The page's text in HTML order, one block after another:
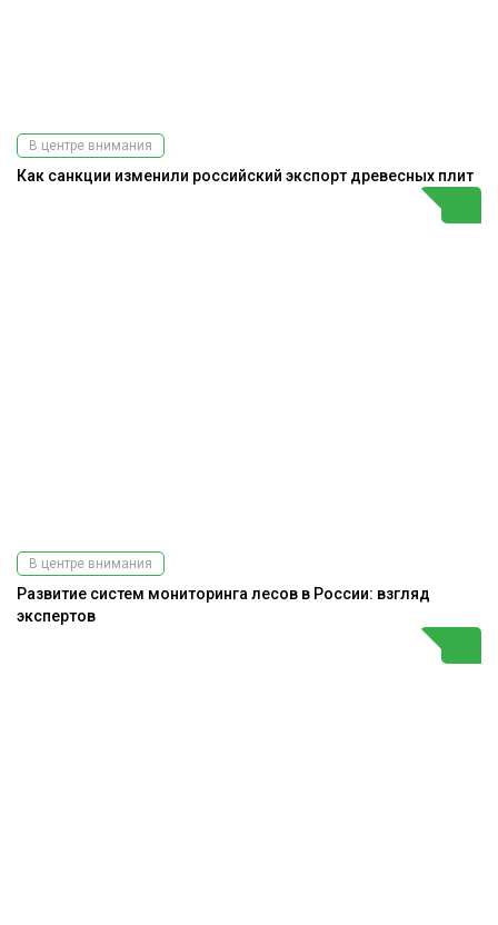
В центре внимания
Как санкции изменили российский экспорт древесных плит
В центре внимания
Развитие систем мониторинга лесов в России: взгляд
экспертов